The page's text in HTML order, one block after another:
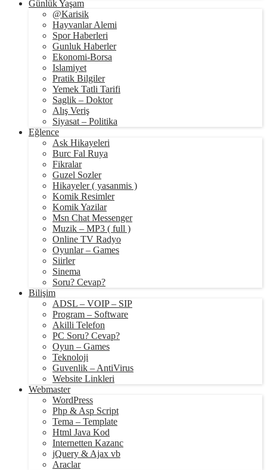
Günlük Yaşam
@Karisik
Hayvanlar Alemi
Spor Haberleri
Gunluk Haberler
Ekonomi-Borsa
Islamiyet
Pratik Bilgiler
Yemek Tatli Tarifi
Saglik – Doktor
Alış Veriş
Siyasat – Politika
Eğlence
Ask Hikayeleri
Burc Fal Ruya
Fikralar
Guzel Sozler
Hikayeler ( yasanmis )
Komik Resimler
Komik Yazilar
Msn Chat Messenger
Muzik – MP3 ( full )
Online TV Radyo
Oyunlar – Games
Siirler
Sinema
Soru? Cevap?
Bilişim
ADSL – VOIP – SIP
Program – Software
Akilli Telefon
PC Soru? Cevap?
Oyun – Games
Teknoloji
Guvenlik – AntiVirus
Website Linkleri
Webmaster
WordPress
Php & Asp Script
Tema – Template
Html Java Kod
Internetten Kazanc
jQuery & Ajax vb
Araclar